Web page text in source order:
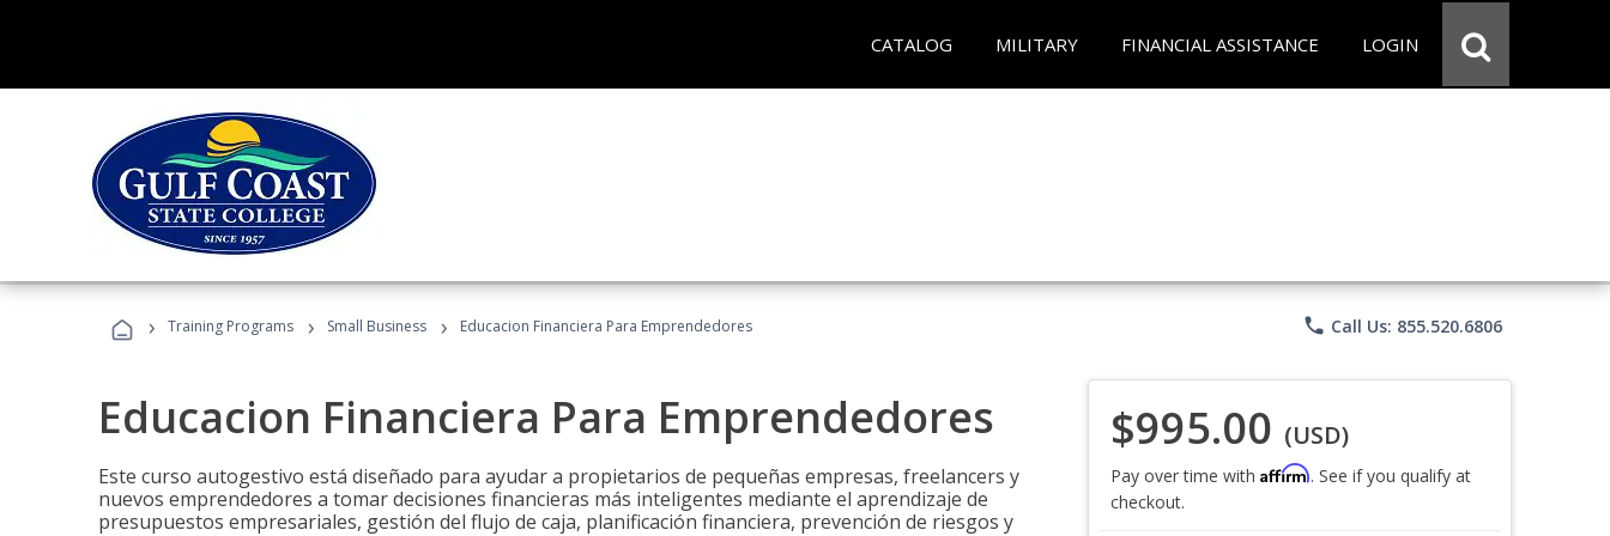
CATALOG MILITARY FINANCIAL ASSISTANCE LOGIN
› Training Programs › Small Business › Educacion Financiera Para Emprendedores phone Call Us: 855.520.6806
Educacion Financiera Para Emprendedores
Este curso autogestivo está diseñado para ayudar a propietarios de pequeñas empresas, freelancers y
nuevos emprendedores a tomar decisiones financieras más inteligentes mediante el aprendizaje de
presupuestos empresariales, gestión del flujo de caja, planificación financiera, prevención de riesgos y
$995.00 (USD)
Pay over time with Affirm. See if you qualify at
checkout.